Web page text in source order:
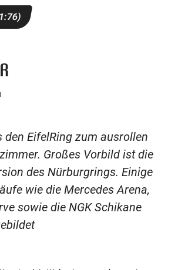
den EifelRing zum ausrollen
Großes Vorbild ist die
des Nürburgrings. Einige
wie die Mercedes Arena,
sowie die NGK Schikane